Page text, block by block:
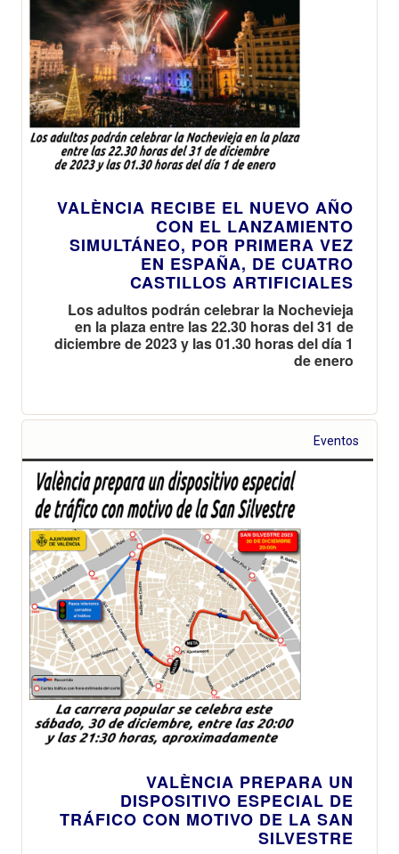
VALÈNCIA RECIBE EL NUEVO AÑO
CON EL LANZAMIENTO
SIMULTÁNEO, POR PRIMERA VEZ
EN ESPAÑA, DE CUATRO
CASTILLOS ARTIFICIALES
Los adultos podrán celebrar la Nochevieja
en la plaza entre las 22.30 horas del 31 de
diciembre de 2023 y las 01.30 horas del día 1
de enero
Eventos
VALÈNCIA PREPARA UN
DISPOSITIVO ESPECIAL DE
TRÁFICO CON MOTIVO DE LA SAN
SILVESTRE